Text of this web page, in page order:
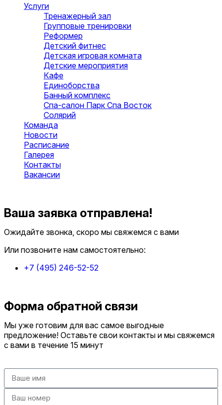
Услуги
Тренажерный зал
Групповые тренировки
Реформер
Детский фитнес
Детская игровая комната
Детские мероприятия
Кафе
Единоборства
Банный комплекс
Спа-салон Парк Спа Восток
Солярий
Команда
Новости
Расписание
Галерея
Контакты
Вакансии
Ваша заявка отправлена!
Ожидайте звонка, скоро мы свяжемся с вами
Или позвоните нам самостоятельно:
+7 (495) 246-52-52
Форма обратной связи
Мы уже готовим для вас самое выгодные
предложение! Оставьте свои контакты и мы свяжемся
с вами в течение 15 минут